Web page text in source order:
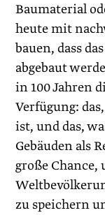
Baumaterial
heute mit
bauen, dass
abgebaut
in 100 Jahren
Verfügung:
ist, und das,
Gebäuden als
große Chance,
zu speichern